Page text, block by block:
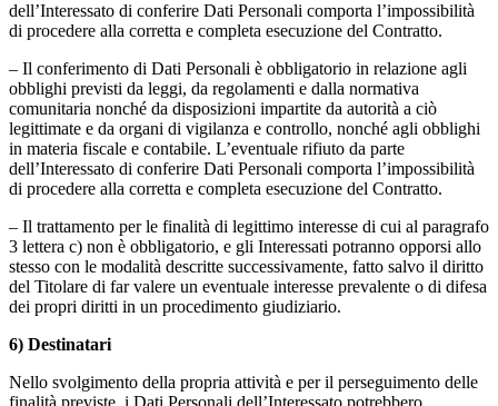
dell’Interessato di conferire Dati Personali comporta l’impossibilità
di procedere alla corretta e completa esecuzione del Contratto.
– Il conferimento di Dati Personali è obbligatorio in relazione agli
obblighi previsti da leggi, da regolamenti e dalla normativa
comunitaria nonché da disposizioni impartite da autorità a ciò
legittimate e da organi di vigilanza e controllo, nonché agli obblighi
in materia fiscale e contabile. L’eventuale rifiuto da parte
dell’Interessato di conferire Dati Personali comporta l’impossibilità
di procedere alla corretta e completa esecuzione del Contratto.
– Il trattamento per le finalità di legittimo interesse di cui al paragrafo
3 lettera c) non è obbligatorio, e gli Interessati potranno opporsi allo
stesso con le modalità descritte successivamente, fatto salvo il diritto
del Titolare di far valere un eventuale interesse prevalente o di difesa
dei propri diritti in un procedimento giudiziario.
6) Destinatari
Nello svolgimento della propria attività e per il perseguimento delle
finalità previste, i Dati Personali dell’Interessato potrebbero